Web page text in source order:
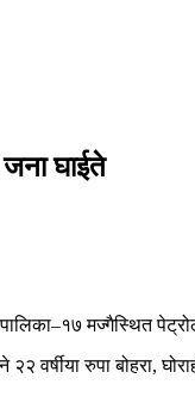
घाईते
मज्गैस्थित
वर्षीया रुपा बोहरा,